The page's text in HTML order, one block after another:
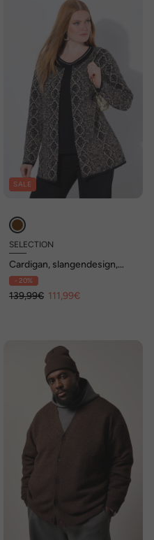
SALE
SELECTION
Cardigan, slangendesign,
ronde hals, lange mouwen
- 20%
139,99€ 111,99€